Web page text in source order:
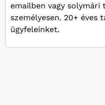
emailben vagy solymári
személyesen. 20+
ügyfeleinket.